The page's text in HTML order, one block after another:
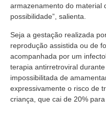
armazenamento do material
possibilidade”, salienta.
Seja a gestação realizada
reprodução assistida ou de
acompanhada por um
terapia antirretroviral
impossibilitada de
expressivamente o risco de
criança, que cai de 20% para